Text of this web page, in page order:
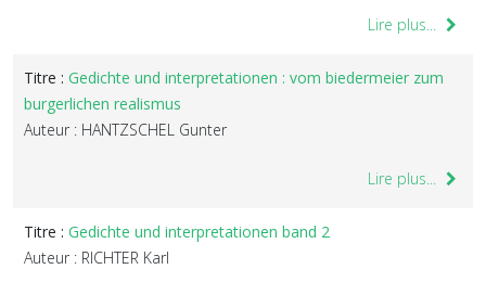
Lire plus...
Titre : Gedichte und interpretationen : vom biedermeier zum
burgerlichen realismus
Auteur : HANTZSCHEL Gunter
Lire plus...
Titre : Gedichte und interpretationen band 2
Auteur : RICHTER Karl